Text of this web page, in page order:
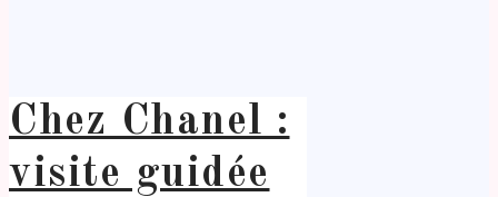
Chez Chanel :
visite guidée